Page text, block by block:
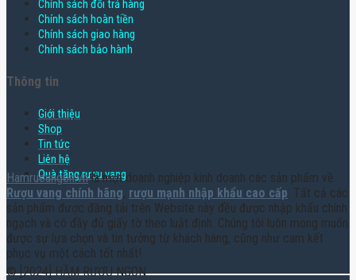
Chính sách đổi trả hàng
Chính sách hoàn tiền
Chính sách giao hàng
Chính sách bảo hành
Thông tin
Giới thiệu
Shop
Tin tức
Liên hệ
Quà tặng rượu vang
Hamruoungon.vnlà một doanh nghiệp kinh doanh các sản phẩm về
Rượu vang chính hãng, rượu mạnh nhập khẩu cao cấp. Tất cả các
sản phẩm được đăng tải trên Website này đều được nhập khẩu chính
ngạch và có đầy đủ giấy tờ theo luật định. Chúng tôi luôn mong muốn
được sự lựa chọn và tin tưởng từ khách hàng, cũng như cam kết
phục vụ một cách tốt nhất!
© [2024] HẦM RƯỢU NGON